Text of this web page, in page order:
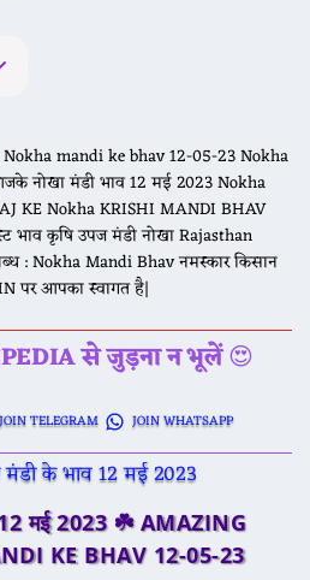
mandi ke bhav 12-05-23 Nokha
नोखा मंडी भाव 12 मई 2023 Nokha
KE Nokha KRISHI MANDI BHAV
भाव कृषि उपज मंडी नोखा Rajasthan
: Nokha Mandi Bhav नमस्कार किसान
पर आपका स्वागत है|
से जुड़ना न भूलें😍
JOIN TELEGRAM JOIN WHATSAPP
मई 2023 ☘️ AMAZING
KE BHAV 12-05-23